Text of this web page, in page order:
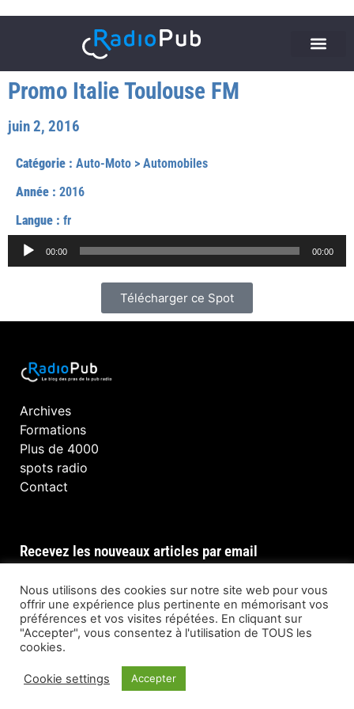
Promo Italie Toulouse FM
juin 2, 2016
Catégorie : Auto-Moto > Automobiles
Année : 2016
Langue : fr
Lecteur
audio
00:00 00:00
Télécharger ce Spot
Archives
Formations
Plus de 4000
spots radio
Contact
Recevez les nouveaux articles par email
INSCRIPTION
© Tous droits réservés @ RadioPub 2023 —
Nous utilisons des cookies sur notre site web pour vous
offrir une expérience plus pertinente en mémorisant vos
préférences et vos visites répétées. En cliquant sur
"Accepter", vous consentez à l'utilisation de TOUS les
cookies.
Cookie settings Accepter